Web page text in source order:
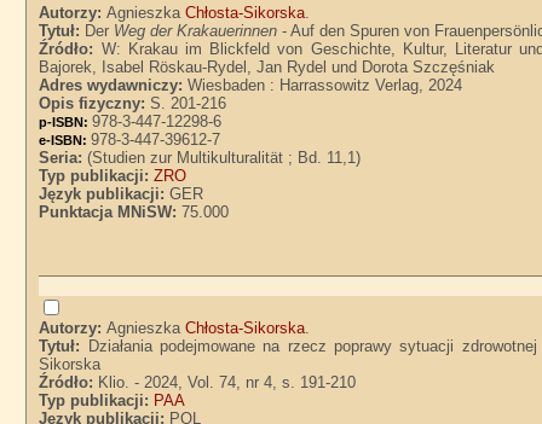
Autorzy:AgnieszkaChłosta-Sikorska.
Tytuł: Der Weg der Krakauerinnen - Auf den Spuren von
Źródło: W: Krakau im Blickfeld von Geschichte, Kultur, Literatur
Bajorek, Isabel Röskau-Rydel, Jan Rydel und Dorota Szczęśniak
Adres wydawniczy:Wiesbaden : Harrassowitz Verlag, 2024
Opis fizyczny:S. 201-216
p-ISBN:978-3-447-12298-6
e-ISBN:978-3-447-39612-7
Seria:(Studien zur Multikulturalität ; Bd. 11,1)
Typ publikacji:ZRO
Język publikacji:GER
Punktacja MNiSW:75.000
Autorzy:AgnieszkaChłosta-Sikorska.
Tytuł:
Działania podejmowane na rzecz poprawy sytuacji
Sikorska
Źródło: Klio. - 2024, Vol. 74, nr 4, s. 191-210
Typ publikacji: PAA
Język publikacji: POL